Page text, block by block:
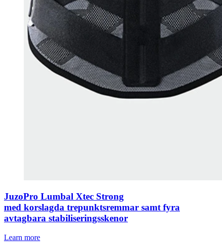
JuzoPro Lumbal Xtec Strong
med korslagda trepunktsremmar samt fyra
avtagbara stabiliseringsskenor
Learn more